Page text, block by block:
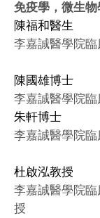
免疫學，微生物
陳福和醫生
李嘉誠醫學院
陳國雄博士
李嘉誠醫學院
朱軒博士
李嘉誠醫學院
杜啟泓教授
李嘉誠醫學院
授